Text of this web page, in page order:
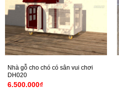
Nhà gỗ cho chó có sân vui chơi
DH020
6.500.000₫